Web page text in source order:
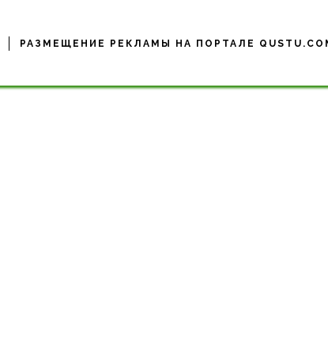
РАЗМЕЩЕНИЕ РЕКЛАМЫ НА ПОРТАЛЕ